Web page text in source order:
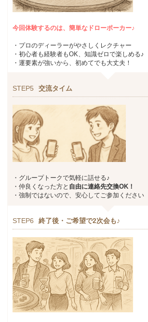
今回体験するのは、簡単なドローポーカー♪
・プロのディーラーがやさしくレクチャー
・初心者も経験者もOK、知識ゼロで楽しめる♪
・運要素が強いから、初めてでも大丈夫！
STEP5 交流タイム
・グループトークで気軽に話せる♪
・仲良くなった方と 自由に連絡先交換OK！
・強制ではないので、安心してご参加ください
STEP6 終了後・ご希望で2次会も♪